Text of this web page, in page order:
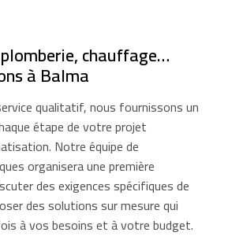
chauffage…
à Balma
qualitatif, nous fournissons un
étape de votre projet
Notre équipe de
organisera une première
des exigences spécifiques de
des solutions sur mesure qui
à vos besoins et à votre budget.